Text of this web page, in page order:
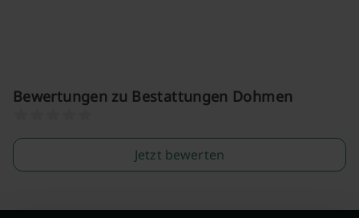
Bewertungen zu Bestattungen Dohmen
Jetzt bewerten